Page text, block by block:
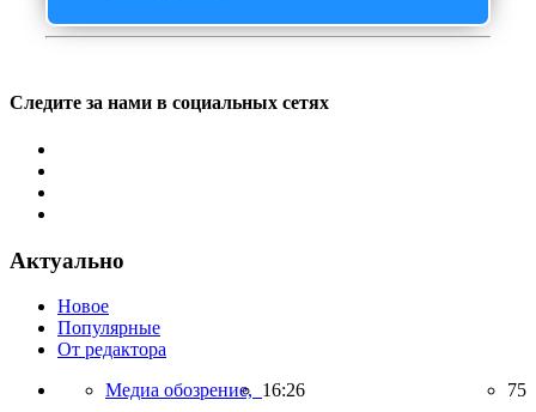
Следите за нами в социальных сетях
Актуально
Новое
Популярные
От редактора
Медиа обозрение, 16:26 75